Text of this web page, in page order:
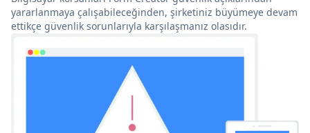
yararlanmaya çalışabileceğinden, şirketiniz büyümeye devam
ettikçe güvenlik sorunlarıyla karşılaşmanız olasıdır.